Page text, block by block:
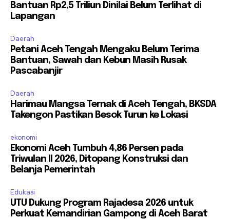
Bantuan Rp2,5 Triliun Dinilai Belum Terlihat di
Lapangan
Daerah
Petani Aceh Tengah Mengaku Belum Terima
Bantuan, Sawah dan Kebun Masih Rusak
Pascabanjir
Daerah
Harimau Mangsa Ternak di Aceh Tengah, BKSDA
Takengon Pastikan Besok Turun ke Lokasi
ekonomi
Ekonomi Aceh Tumbuh 4,86 Persen pada
Triwulan II 2026, Ditopang Konstruksi dan
Belanja Pemerintah
Edukasi
UTU Dukung Program Rajadesa 2026 untuk
Perkuat Kemandirian Gampong di Aceh Barat